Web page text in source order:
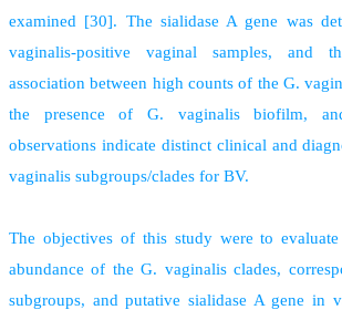
examined [30]. The sialidase A gene was
vaginalis-positive vaginal samples, and
association between high counts of the G.
the presence of G. vaginalis biofilm,
observations indicate distinct clinical and
vaginalis subgroups/clades for BV.
The objectives of this study were to
abundance of the G. vaginalis clades,
subgroups, and putative sialidase A gene in